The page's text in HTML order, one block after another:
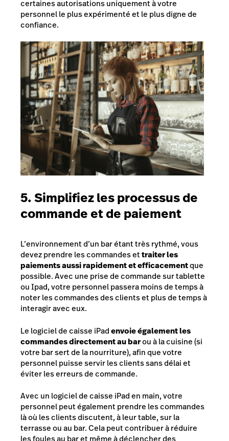
certaines autorisations uniquement à votre
personnel le plus expérimenté et le plus digne de
confiance.
5. Simplifiez les processus de
commande et de paiement
L’environnement d’un bar étant très rythmé, vous
devez prendre les commandes ettraiter les
paiements aussi rapidement et efficacementque
possible. Avec une prise de commande sur tablette
ou Ipad, votre personnel passera moins de temps à
noter les commandes des clients et plus de temps à
interagir avec eux.
Le logiciel de caisse iPadenvoie également les
commandes directement au barou à la cuisine (si
votre bar sert de la nourriture), afin que votre
personnel puisse servir les clients sans délai et
éviter les erreurs de commande.
Avec un logiciel de caisse iPad en main, votre
personnel peut également prendre les commandes
là où les clients discutent, à leur table, sur la
terrasse ou au bar. Cela peut contribuer à réduire